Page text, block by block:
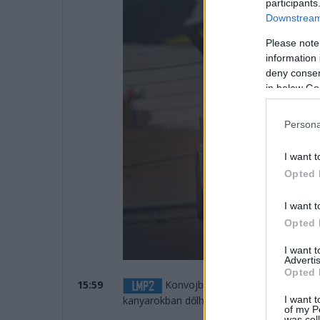
Please
information
deny
in below
I want
Opted
I want
Opted
I want
Opted
I want
of my
15:59
Konvojban jönnek a Toyoták az
kanyarokban dőlhet el az LMP2.